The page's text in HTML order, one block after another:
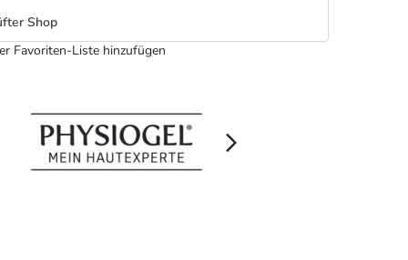
Shop
Favoriten-Liste hinzufügen